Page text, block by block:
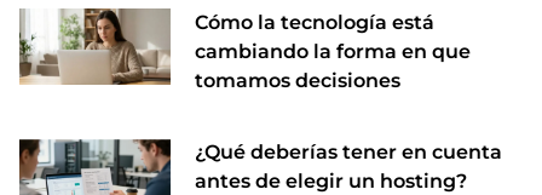
Cómo la tecnología está
cambiando la forma en que
tomamos decisiones
¿Qué deberías tener en cuenta
antes de elegir un hosting?